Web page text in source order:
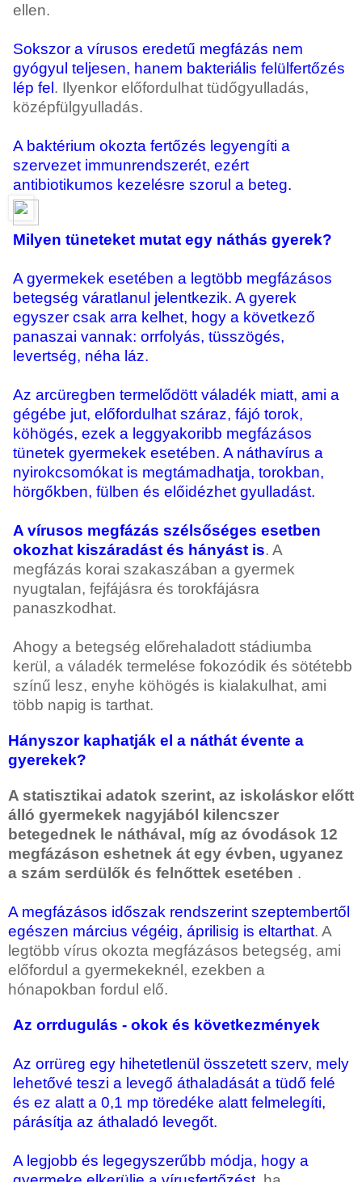
ellen.
Sokszor a vírusos eredetű megfázás nem
gyógyul teljesen, hanem bakteriális felülfertőzés
lép fel. Ilyenkor előfordulhat tüdőgyulladás,
középfülgyulladás.
A baktérium okozta fertőzés legyengíti a
szervezet immunrendszerét, ezért
antibiotikumos kezelésre szorul a beteg.
Milyen tüneteket mutat egy náthás gyerek?
A gyermekek esetében a legtöbb megfázásos
betegség váratlanul jelentkezik. A gyerek
egyszer csak arra kelhet, hogy a következő
panaszai vannak: orrfolyás, tüsszögés,
levertség, néha láz.
Az arcüregben termelődött váladék miatt, ami a
gégébe jut, előfordulhat száraz, fájó torok,
köhögés, ezek a leggyakoribb megfázásos
tünetek gyermekek esetében. A náthavírus a
nyirokcsomókat is megtámadhatja, torokban,
hörgőkben, fülben és előidézhet gyulladást.
A vírusos megfázás szélsőséges esetben
okozhat kiszáradást és hányást is. A
megfázás korai szakaszában a gyermek
nyugtalan, fejfájásra és torokfájásra
panaszkodhat.
Ahogy a betegség előrehaladott stádiumba
kerül, a váladék termelése fokozódik és sötétebb
színű lesz, enyhe köhögés is kialakulhat, ami
több napig is tarthat.
Hányszor kaphatják el a náthát évente a
gyerekek?
A statisztikai adatok szerint, az iskoláskor előtt
álló gyermekek nagyjából kilencszer
betegednek le náthával, míg az óvodások 12
megfázáson eshetnek át egy évben, ugyanez
a szám serdülők és felnőttek esetében .
A megfázásos időszak rendszerint szeptembertől
egészen március végéig, áprilisig is eltarthat. A
legtöbb vírus okozta megfázásos betegség, ami
előfordul a gyermekeknél, ezekben a
hónapokban fordul elő.
Az orrdugulás - okok és következmények
Az orrüreg egy hihetetlenül összetett szerv, mely
lehetővé teszi a levegő áthaladását a tüdő felé
és ez alatt a 0,1 mp töredéke alatt felmelegíti,
párásítja az áthaladó levegőt.
A legjobb és legegyszerűbb módja, hogy a